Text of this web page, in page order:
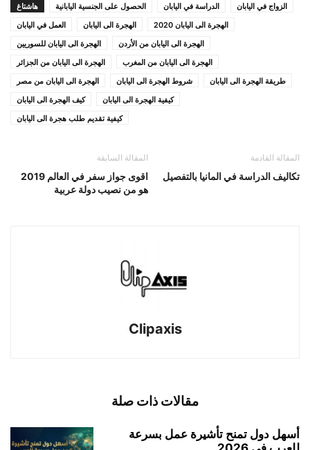
هاشتاغ الحصول على الجنسية اليابانية الدراسة في اليابان
الزواج في اليابان
العمل في اليابان
الهجرة الى اليابان
الهجرة الى اليابان 2020
الهجرة الى اليابان للسوريين
الهجرة الى اليابان من الأردن
الهجرة الى اليابان من الجزائر
الهجرة الى اليابان من المغرب
الهجرة الى اليابان من مصر
شروط الهجرة الى اليابان
طريقة الهجرة الى اليابان
كيف الهجرة الى اليابان
كيفية الهجرة الى اليابان
كيفية تقديم طلب هجرة الى اليابان
المقالة السابقة
اقوى جواز سفر في العالم 2019
هو من نصيب دولة عربية
المقالة القادمة
تكاليف الدراسة في المانيا بالتفصيل
Clipaxis
مقالات ذات صلة
أسهل دول تمنح تأشيرة عمل بسرعة